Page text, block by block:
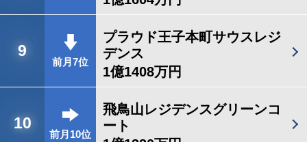
9
前月7位
プラウド王子本町サウスレジ
デンス
1億1408万円
10
前月10位
飛鳥山レジデンスグリーンコ
ート